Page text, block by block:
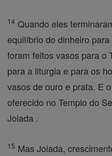
14 Quando eles
equilíbrio do dinheiro
foram feitos vasos para o
para a liturgia e para os
vasos de ouro e prata. E
oferecido no Templo do
Joiada .
15 Mas Joiada,